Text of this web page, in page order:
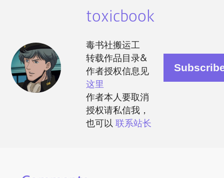
toxicbook
毒书社搬运工
转载作品目录&
作者授权信息见
这里
作者本人要取消
授权请私信我，
也可以 联系站长